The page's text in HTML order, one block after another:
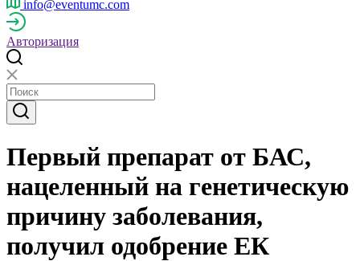
info@eventumc.com
Авторизация
Первый препарат от БАС,
нацеленный на генетическую
причину заболевания,
получил одобрение ЕК